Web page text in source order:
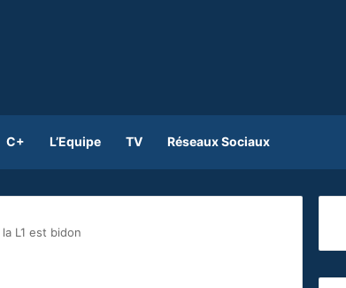
C+ L’Equipe TV Réseaux Sociaux
L1 est bidon